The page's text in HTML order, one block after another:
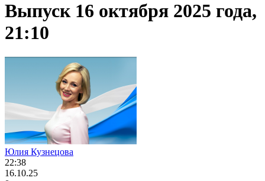
Выпуск 16 октября 2025 года,
21:10
Юлия Кузнецова
22:38
16.10.25